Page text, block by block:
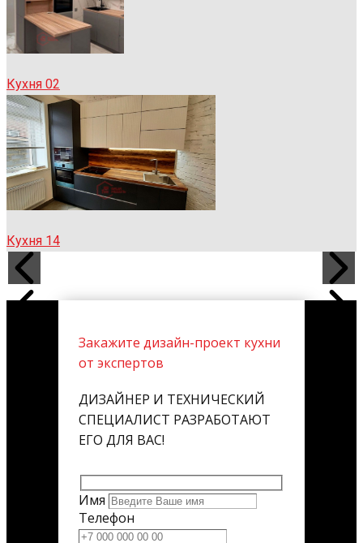
Кухня 02
Кухня 14
Закажите дизайн-проект кухни
от экспертов
ДИЗАЙНЕР И ТЕХНИЧЕСКИЙ
СПЕЦИАЛИСТ РАЗРАБОТАЮТ
ЕГО ДЛЯ ВАС!
Имя
Телефон